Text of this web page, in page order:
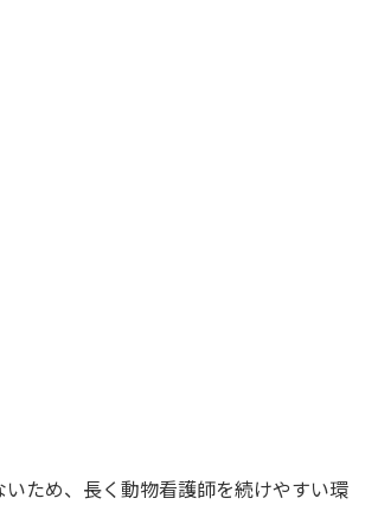
ため、長く動物看護師を続けやすい環